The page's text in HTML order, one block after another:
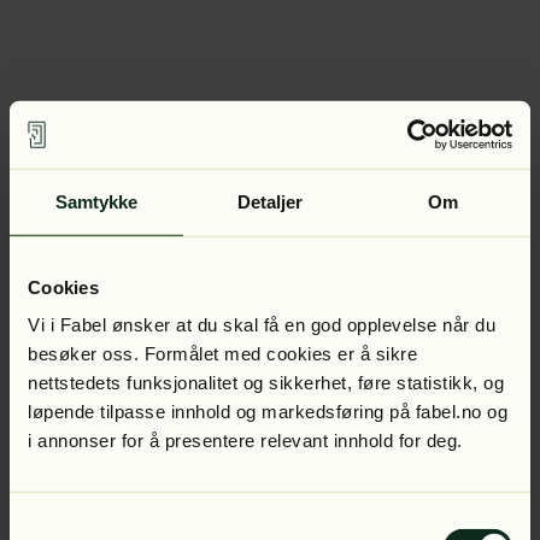
Samtykke Detaljer Om
Cookies
Vi i Fabel ønsker at du skal få en god opplevelse når du
besøker oss. Formålet med cookies er å sikre
nettstedets funksjonalitet og sikkerhet, føre statistikk, og
løpende tilpasse innhold og markedsføring på fabel.no og
i annonser for å presentere relevant innhold for deg.